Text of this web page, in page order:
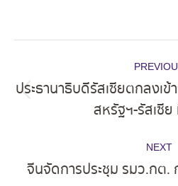
navigation
ประธานาธิบดีรัสเซียตกลงเ
สหรัฐฯ-รัสเซี
NEXT
จีนจัดการประชุม รมว.กต.